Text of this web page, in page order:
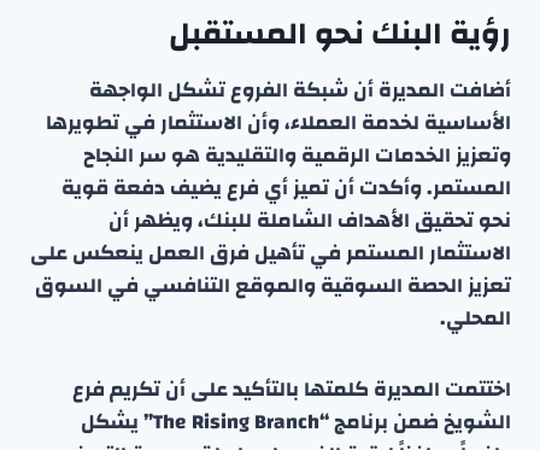
رؤية البنك نحو المستقبل
أضافت المديرة أن شبكة الفروع تشكل الواجهة
الأساسية لخدمة العملاء، وأن الاستثمار في تطويرها
وتعزيز الخدمات الرقمية والتقليدية هو سر النجاح
المستمر. وأكدت أن تميز أي فرع يضيف دفعة قوية
نحو تحقيق الأهداف الشاملة للبنك، ويظهر أن
الاستثمار المستمر في تأهيل فرق العمل ينعكس على
تعزيز الحصة السوقية والموقع التنافسي في السوق
المحلي.
اختتمت المديرة كلمتها بالتأكيد على أن تكريم فرع
الشويخ ضمن برنامج “The Rising Branch” يشكل